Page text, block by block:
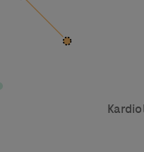
Dritter werden im